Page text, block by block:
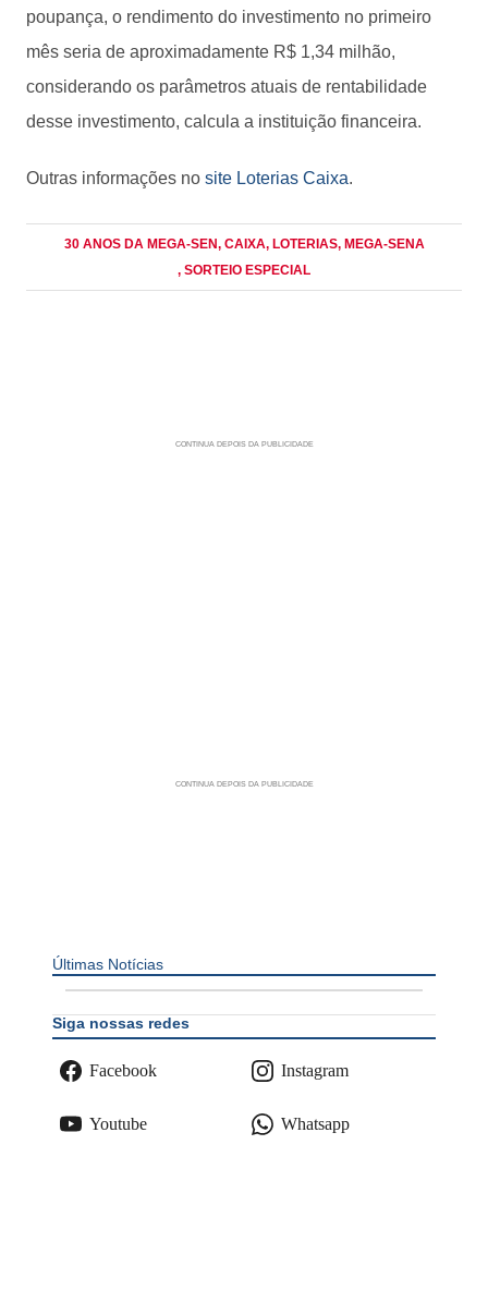
poupança, o rendimento do investimento no primeiro
mês seria de aproximadamente R$ 1,34 milhão,
considerando os parâmetros atuais de rentabilidade
desse investimento, calcula a instituição financeira.
Outras informações no site Loterias Caixa.
30 ANOS DA MEGA-SEN, CAIXA, LOTERIAS, MEGA-SENA
, SORTEIO ESPECIAL
Últimas Notícias
Siga nossas redes
Facebook Instagram
Youtube Whatsapp